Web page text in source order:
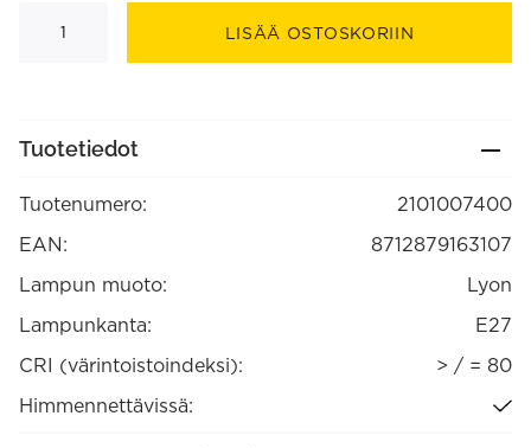
amber
1800K
(2101007400)
LISÄÄ OSTOSKORIIN
Tuotetiedot
Tuotenumero:
2101007400
EAN:
8712879163107
Lampun muoto:
Lyon
Lampunkanta:
E27
CRI (värintoistoindeksi):
> / = 80
Himmennettävissä: